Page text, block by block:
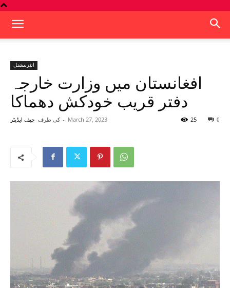
انٹرنیشنل
افغانستان میں وزارت خارجہ
دفتر قریب خودکش دھماکا
کی طرف چیف ایڈیٹر - March 27, 2023 0
25